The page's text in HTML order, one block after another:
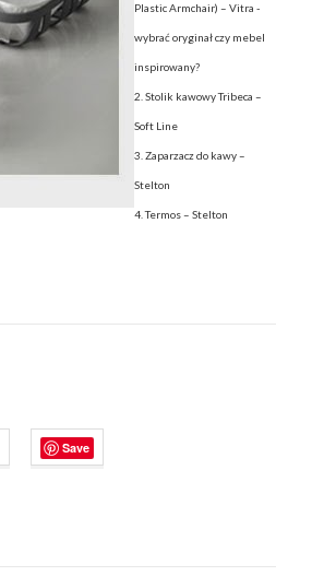
Plastic Armchair) – Vitra -
wybrać oryginał czy mebel
inspirowany?
2. Stolik kawowy Tribeca –
Soft Line
3. Zaparzacz do kawy –
Stelton
4. Termos – Stelton
Save